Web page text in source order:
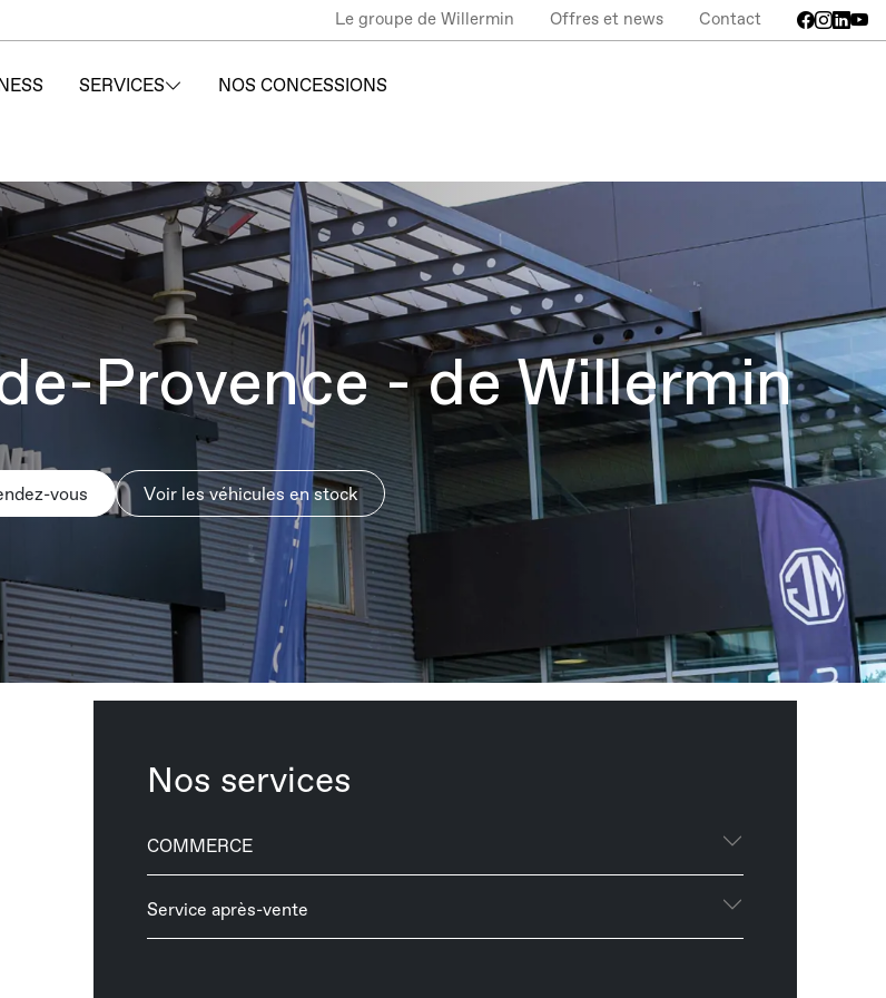
Le groupe de Willermin Offres et news Contact
SERVICES NOS CONCESSIONS
Provence - de Willermin
vous Voir les véhicules en stock
Nos services
COMMERCE
Service après-vente